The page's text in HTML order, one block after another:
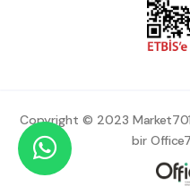
Copyright © 2023Market701
bir